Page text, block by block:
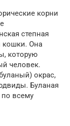
корни
степная
кошки. Она
которую
человек.
окрас,
Буланая
по всему